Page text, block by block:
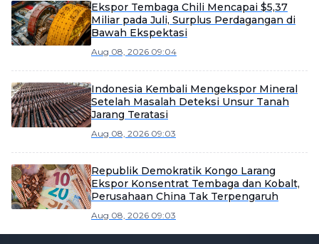
Ekspor Tembaga Chili Mencapai $5,37
Miliar pada Juli, Surplus Perdagangan di
Bawah Ekspektasi
Aug 08, 2026 09:04
Indonesia Kembali Mengekspor Mineral
Setelah Masalah Deteksi Unsur Tanah
Jarang Teratasi
Aug 08, 2026 09:03
Republik Demokratik Kongo Larang
Ekspor Konsentrat Tembaga dan Kobalt,
Perusahaan China Tak Terpengaruh
Aug 08, 2026 09:03